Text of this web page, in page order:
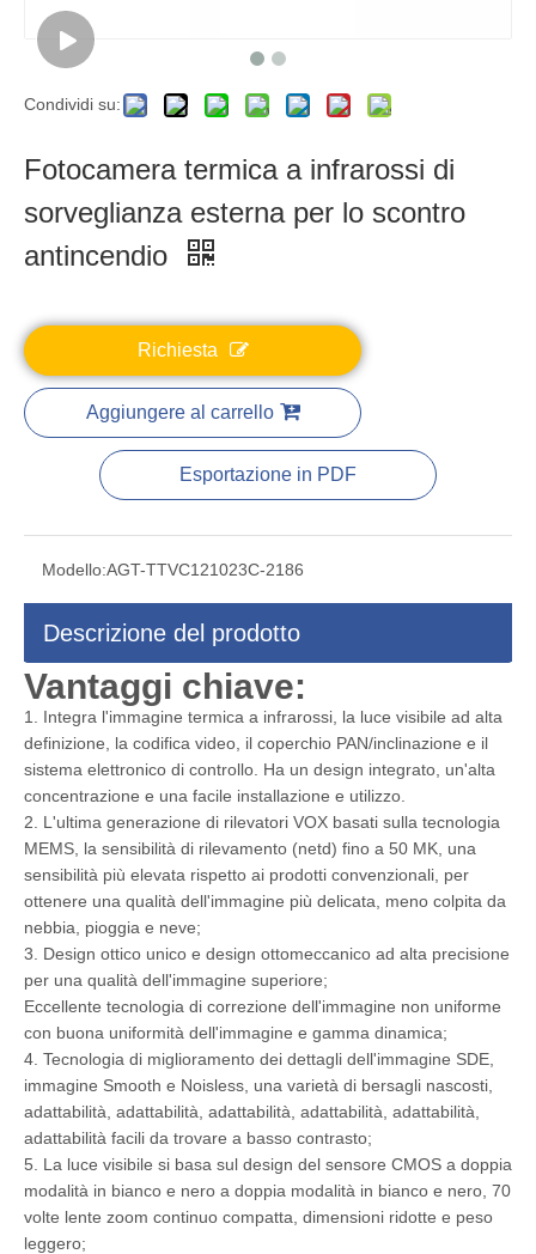
Condividi su:
Fotocamera termica a infrarossi di
sorveglianza esterna per lo scontro
antincendio
Richiesta
Aggiungere al carrello
Esportazione in PDF
Modello:AGT-TTVC121023C-2186
Descrizione del prodotto
Vantaggi chiave:
1. Integra l'immagine termica a infrarossi, la luce visibile ad alta
definizione, la codifica video, il coperchio PAN/inclinazione e il
sistema elettronico di controllo. Ha un design integrato, un'alta
concentrazione e una facile installazione e utilizzo.
2. L'ultima generazione di rilevatori VOX basati sulla tecnologia
MEMS, la sensibilità di rilevamento (netd) fino a 50 MK, una
sensibilità più elevata rispetto ai prodotti convenzionali, per
ottenere una qualità dell'immagine più delicata, meno colpita da
nebbia, pioggia e neve;
3. Design ottico unico e design ottomeccanico ad alta precisione
per una qualità dell'immagine superiore;
Eccellente tecnologia di correzione dell'immagine non uniforme
con buona uniformità dell'immagine e gamma dinamica;
4. Tecnologia di miglioramento dei dettagli dell'immagine SDE,
immagine Smooth e Noisless, una varietà di bersagli nascosti,
adattabilità, adattabilità, adattabilità, adattabilità, adattabilità,
adattabilità facili da trovare a basso contrasto;
5. La luce visibile si basa sul design del sensore CMOS a doppia
modalità in bianco e nero a doppia modalità in bianco e nero, 70
volte lente zoom continuo compatta, dimensioni ridotte e peso
leggero;